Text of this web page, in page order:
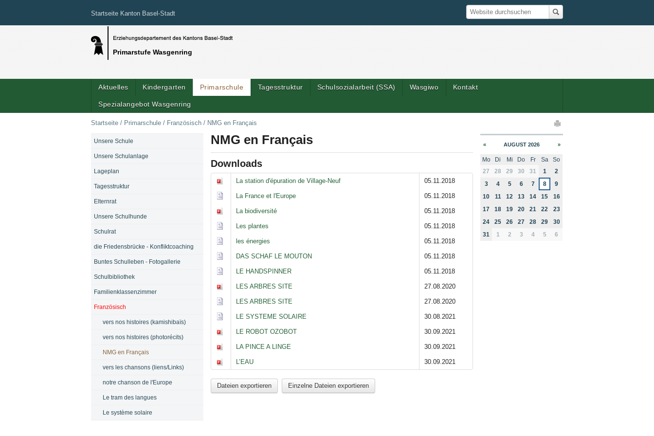
Startseite Kanton Basel-Stadt
Primarstufe Wasgenring
Suche
Website durchsuchen
Aktuelles Kindergarten Primarschule Tagesstruktur Schulsozialarbeit (SSA) Wasgiwo Kontakt
Spezialangebot Wasgenring
Startseite / Primarschule / Französisch / NMG en Français
NMG en Français
Downloads
Downloads La station d'épuration de Village-Neuf 05.11.2018
La France et l'Europe 05.11.2018
La biodiversité 05.11.2018
Les plantes 05.11.2018
les énergies 05.11.2018
DAS SCHAF LE MOUTON 05.11.2018
LE HANDSPINNER 05.11.2018
LES ARBRES SITE 27.08.2020
LES ARBRES SITE 27.08.2020
LE SYSTEME SOLAIRE 30.08.2021
LE ROBOT OZOBOT 30.09.2021
LA PINCE A LINGE 30.09.2021
L’EAU 30.09.2021
Dateien exportieren Einzelne Dateien exportieren
NAVIGATION
Unsere Schule
Unsere Schulanlage
Lageplan
Tagesstruktur
Elternrat
Unsere Schulhunde
Schulrat
die Friedensbrücke - Konfliktcoaching
Buntes Schulleben - Fotogallerie
Schulbibliothek
Familienklassenzimmer
Französisch
vers nos histoires (kamishibaïs)
vers nos histoires (photorécits)
NMG en Français
vers les chansons (liens/Links)
notre chanson de l'Europe
Le tram des langues
Le système solaire
« AUGUST 2026 »
month-8
Mo Di Mi Do Fr Sa
So
27
28 29 30 31 1
2
3
4 5 6 7 8
9
10
11 12 13 14 15
16
17
18 19 20 21 22
23
24
25 26 27 28 29
30
31
1 2 3 4 5 6